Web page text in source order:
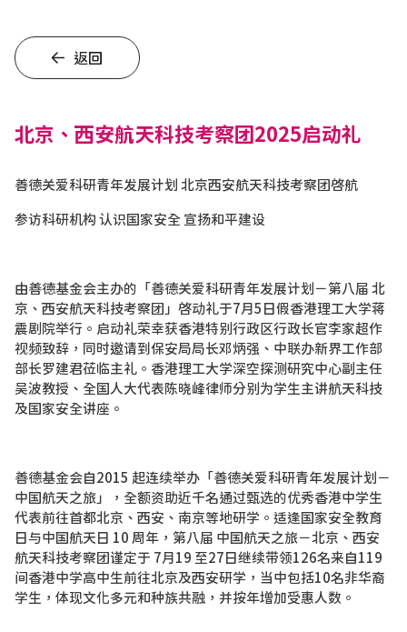
返回
北京、西安航天科技考察团2025启动礼
善德关爱科研青年发展计划 北京西安航天科技考察团啓航
参访科研机构 认识国家安全 宣扬和平建设
由善德基金会主办的「善德关爱科研青年发展计划－第八届 北
京、西安航天科技考察团」啓动礼于7月5日假香港理工大学蒋
震剧院举行。启动礼荣幸获香港特别行政区行政长官李家超作
视频致辞，同时邀请到保安局局长邓炳强、中联办新界工作部
部长罗建君莅临主礼。香港理工大学深空探测研究中心副主任
吴波教授、全国人大代表陈晓峰律师分别为学生主讲航天科技
及国家安全讲座。
善德基金会自2015 起连续举办「善德关爱科研青年发展计划－
中国航天之旅」，全额资助近千名通过甄选的优秀香港中学生
代表前往首都北京、西安、南京等地研学。适逢国家安全教育
日与中国航天日 10 周年，第八届 中国航天之旅－北京、西安
航天科技考察团谨定于 7月19 至27日继续带领126名来自119
间香港中学高中生前往北京及西安研学，当中包括10名非华裔
学生，体现文化多元和种族共融，并按年增加受惠人数。